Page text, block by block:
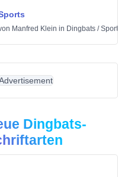
Manfred Klein in Dingbats /Sport
Dingbats-